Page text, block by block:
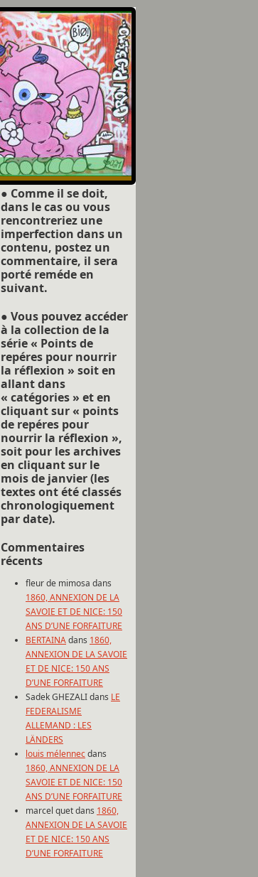
● Comme il se doit,
dans le cas ou vous
rencontreriez une
imperfection dans un
contenu, postez un
commentaire, il sera
porté reméde en
suivant.
● Vous pouvez accéder
à la collection de la
série « Points de
repéres pour nourrir
la réflexion » soit en
allant dans
« catégories » et en
cliquant sur « points
de repéres pour
nourrir la réflexion »,
soit pour les archives
en cliquant sur le
mois de janvier (les
textes ont été classés
chronologiquement
par date).
Commentaires
récents
fleur de mimosa dans
1860, ANNEXION DE LA
SAVOIE ET DE NICE: 150
ANS D’UNE FORFAITURE
BERTAINAdans 1860,
ANNEXION DE LA SAVOIE
ET DE NICE: 150 ANS
D’UNE FORFAITURE
Sadek GHEZALIdans LE
FEDERALISME
ALLEMAND : LES
LÄNDERS
louis mélennecdans
1860, ANNEXION DE LA
SAVOIE ET DE NICE: 150
ANS D’UNE FORFAITURE
marcel quetdans 1860,
ANNEXION DE LA SAVOIE
ET DE NICE: 150 ANS
D’UNE FORFAITURE